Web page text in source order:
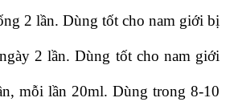
2 lần. Dùng tốt cho nam giới bị
2 lần. Dùng tốt cho nam giới
mỗi lần 20ml. Dùng trong 8-10